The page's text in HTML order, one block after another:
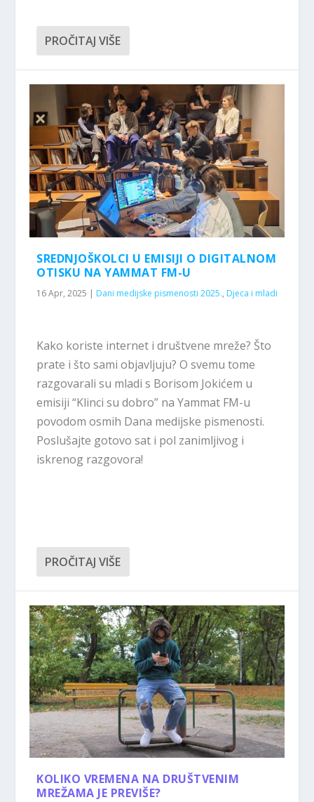
PROČITAJ VIŠE
SREDNJOŠKOLCI U EMISIJI O DIGITALNOM
OTISKU NA YAMMAT FM-U
16 Apr, 2025 | Dani medijske pismenosti 2025., Djeca i mladi
Kako koriste internet i društvene mreže? Što
prate i što sami objavljuju? O svemu tome
razgovarali su mladi s Borisom Jokićem u
emisiji “Klinci su dobro” na Yammat FM-u
povodom osmih Dana medijske pismenosti.
Poslušajte gotovo sat i pol zanimljivog i
iskrenog razgovora!
PROČITAJ VIŠE
KOLIKO VREMENA NA DRUŠTVENIM
MREŽAMA JE PREVIŠE?